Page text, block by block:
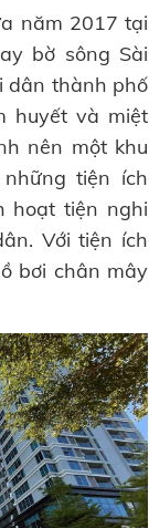
năm 2017 tại
bờ sông Sài
dân thành phố
huyết và miệt
nên một khu
tiện ích
hoạt tiện nghi
Với tiện ích
bơi chân mây